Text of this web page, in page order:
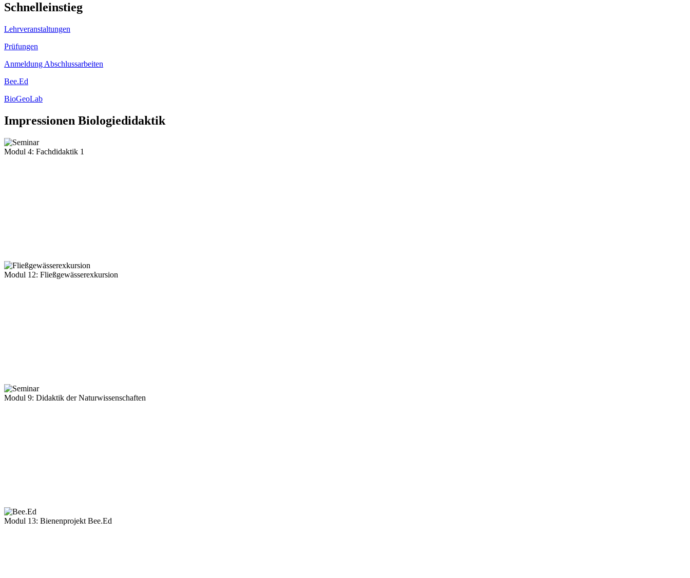
Schnelleinstieg
Lehrveranstaltungen
Prüfungen
Anmeldung Abschlussarbeiten
Bee.Ed
BioGeoLab
Impressionen Biologiedidaktik
Modul 4: Fachdidaktik 1
Modul 12: Fließgewässerexkursion
Modul 9: Didaktik der Naturwissenschaften
Modul 13: Bienenprojekt Bee.Ed